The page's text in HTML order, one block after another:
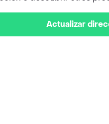
Actualizar